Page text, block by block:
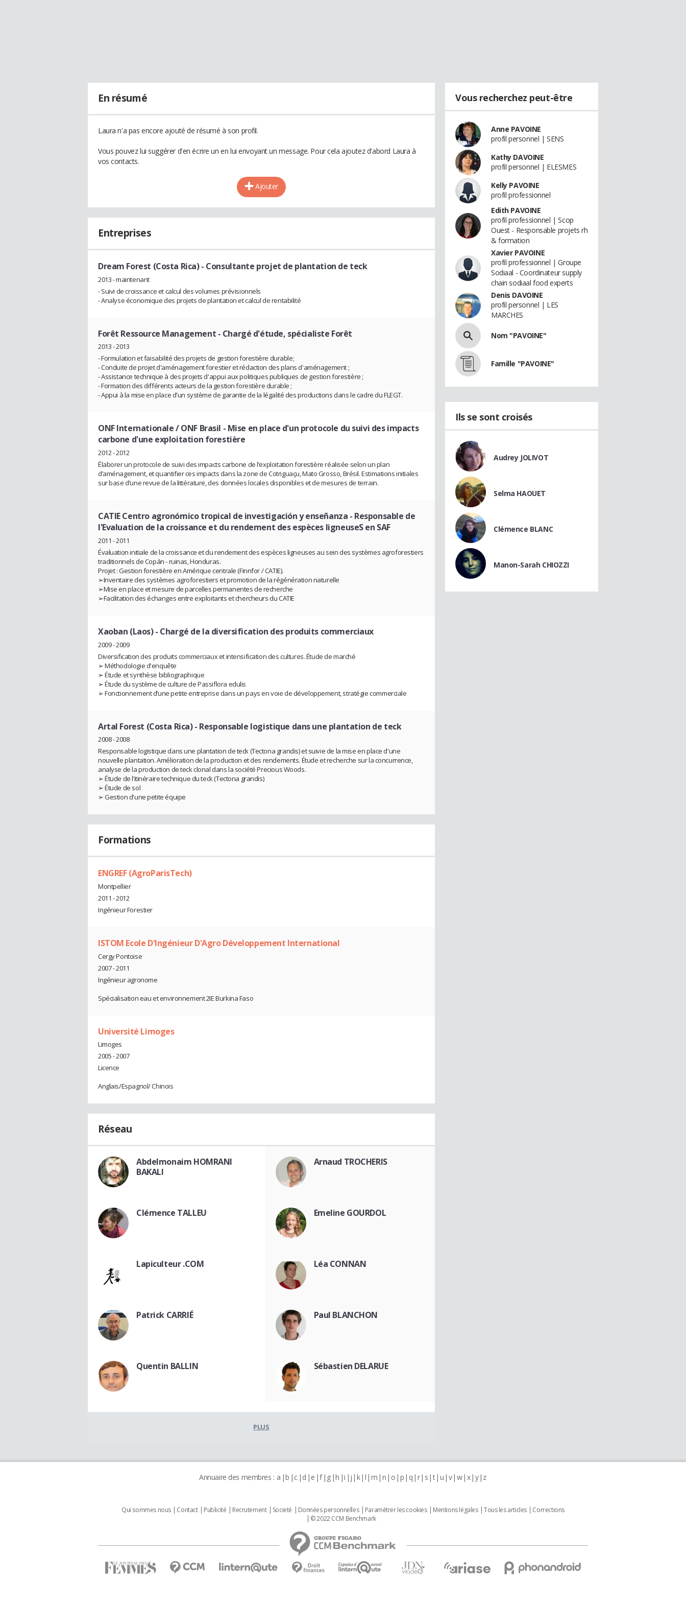
En résumé
Laura n'a pas encore ajouté de résumé à son profil.
Vous pouvez lui suggérer d'en écrire un en lui envoyant un message. Pour cela ajoutez d'abord Laura à
vos contacts.
Ajouter
Entreprises
Dream Forest (Costa Rica)- Consultante projet de plantation de teck
2013 - maintenant
- Suivi de croissance et calcul des volumes prévisionnels
- Analyse économique des projets de plantation et calcul de rentabilité
Forêt Ressource Management - Chargé d'étude, spécialiste Forêt
2013 - 2013
- Formulation et faisabilité des projets de gestion forestière durable;
- Conduite de projet d'aménagement forestier et rédaction des plans d'aménagement ;
- Assistance technique à des projets d'appui aux politiques publiques de gestion forestière ;
- Formation des différents acteurs de la gestion forestière durable ;
- Appui à la mise en place d'un système de garantie de la légalité des productions dans le cadre du FLEGT.
ONF Internationale / ONF Brasil - Mise en place d'un protocole du suivi des impacts
carbone d'une exploitation forestière
2012 - 2012
Élaborer un protocole de suivi des impacts carbone de l’exploitation forestière réalisée selon un plan
d’aménagement, et quantifier ces impacts dans la zone de Cotriguaçu, Mato Grosso, Brésil. Estimations initiales
sur base d’une revue de la littérature, des données locales disponibles et de mesures de terrain.
CATIE Centro agronómico tropical de investigación y enseñanza - Responsable de
l'Evaluation de la croissance et du rendement des espèces ligneuseS en SAF
2011 - 2011
Évaluation initiale de la croissance et du rendement des espèces ligneuses au sein des systèmes agroforestiers
traditionnels de Copán - ruinas, Honduras.
Projet : Gestion forestière en Amérique centrale (Finnfor / CATIE).
➢Inventaire des systèmes agroforestiers et promotion de la régénération naturelle
➢Mise en place et mesure de parcelles permanentes de recherche
➢Facilitation des échanges entre exploitants et chercheurs du CATIE
Xaoban (Laos)- Chargé de la diversification des produits commerciaux
2009 - 2009
Diversification des produits commerciaux et intensification des cultures. Étude de marché
➢ Méthodologie d'enquête
➢ Étude et synthèse bibliographique
➢ Étude du système de culture de Passiflora edulis
➢ Fonctionnement d’une petite entreprise dans un pays en voie de développement, stratégie commerciale
Artal Forest (Costa Rica)- Responsable logistique dans une plantation de teck
2008 - 2008
Responsable logistique dans une plantation de teck (Tectona grandis) et suivie de la mise en place d'une
nouvelle plantation. Amélioration de la production et des rendements. Étude et recherche sur la concurrence,
analyse de la production de teck clonal dans la société Precious Woods.
➢ Étude de l’itinéraire technique du teck (Tectona grandis)
➢ Étude de sol
➢ Gestion d'une petite équipe
Formations
ENGREF (AgroParisTech)
Montpellier
2011 - 2012
Ingénieur Forestier
ISTOM Ecole D'Ingénieur D'Agro Développement International
Cergy Pontoise
2007 - 2011
Ingénieur agronome
Spécialisation eau et environnement 2IE Burkina Faso
Université Limoges
Limoges
2005 - 2007
Licence
Anglais/Espagnol/ Chinois
Réseau
Abdelmonaim HOMRANI
BAKALI
Arnaud TROCHERIS
Clémence TALLEU Emeline GOURDOL
Lapiculteur .COM Léa CONNAN
Patrick CARRIÉ Paul BLANCHON
Quentin BALLIN Sébastien DELARUE
PLUS
Vous recherchez peut-être
Anne PAVOINE
profil personnel | SENS
Kathy DAVOINE
profil personnel | ELESMES
Kelly PAVOINE
profil professionnel
Edith PAVOINE
profil professionnel | Scop
Ouest - Responsable projets rh
& formation
Xavier PAVOINE
profil professionnel | Groupe
Sodiaal - Coordinateur supply
chain sodiaal food experts
Denis DAVOINE
profil personnel | LES
MARCHES
Nom "PAVOINE"
Famille "PAVOINE"
Ils se sont croisés
Audrey JOLIVOT
Selma HAOUET
Clémence BLANC
Manon-Sarah CHIOZZI
Annuaire des membres : a b c d e f g h i j k l m n o p q r s t u v w x y z
Qui sommes nous Contact Publicité Recrutement Societé Données personnelles Paramétrer les cookies Mentions légales Tous les articles
Corrections
© 2022 CCM Benchmark